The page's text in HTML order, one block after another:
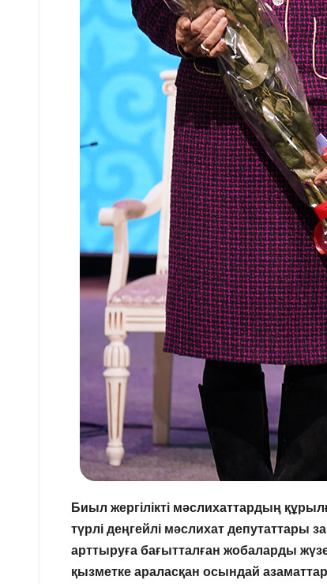
Биыл жергілікті мәслихаттардың
түрлі деңгейлі мәслихат
арттыруға бағытталған жобаларды
қызметке араласқан осындай